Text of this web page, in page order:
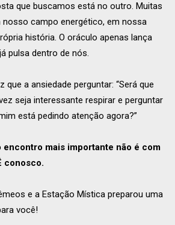
que buscamos está no outro. Muitas
nosso campo energético, em nossa
história. O oráculo apenas lança
pulsa dentro de nós.
que a ansiedade perguntar: “Será que
seja interessante respirar e perguntar
está pedindo atenção agora?”
encontro mais importante não é com
conosco.
e a Estação Mística preparou uma
você!